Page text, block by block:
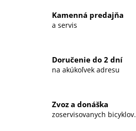
i
v
k
p
Kamenná predajňa
a servis
Doručenie do 2 dní
na akúkoľvek adresu
Zvoz a donáška
zoservisovanych bicyklov.